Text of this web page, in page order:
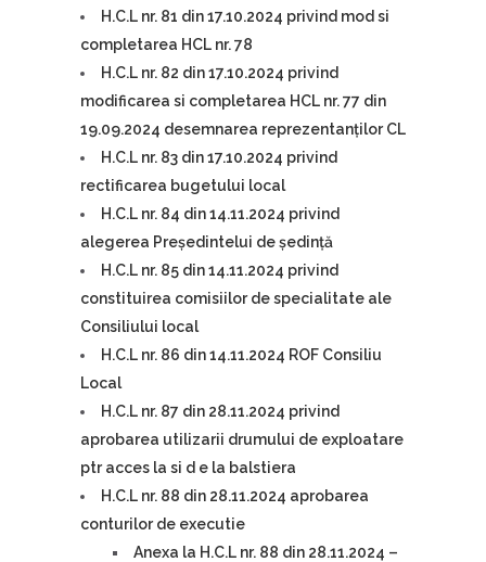
H.C.L nr. 81 din 17.10.2024 privind mod si
completarea HCL nr. 78
H.C.L nr. 82 din 17.10.2024 privind
modificarea si completarea HCL nr. 77 din
19.09.2024 desemnarea reprezentanților CL
H.C.L nr. 83 din 17.10.2024 privind
rectificarea bugetului local
H.C.L nr. 84 din 14.11.2024 privind
alegerea Președintelui de ședință
H.C.L nr. 85 din 14.11.2024 privind
constituirea comisiilor de specialitate ale
Consiliului local
H.C.L nr. 86 din 14.11.2024 ROF Consiliu
Local
H.C.L nr. 87 din 28.11.2024 privind
aprobarea utilizarii drumului de exploatare
ptr acces la si d e la balstiera
H.C.L nr. 88 din 28.11.2024 aprobarea
conturilor de executie
Anexa la H.C.L nr. 88 din 28.11.2024 –